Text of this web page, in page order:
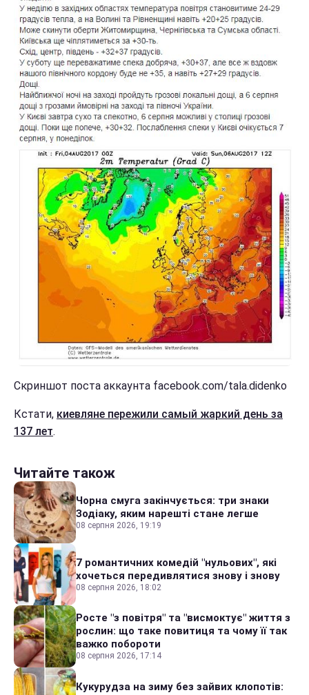
Скриншот поста аккаунта facebook.com/tala.didenko
Кстати, киевляне пережили самый жаркий день за
137 лет.
Читайте також
Чорна смуга закінчується: три знаки
Зодіаку, яким нарешті стане легше
08 серпня 2026, 19:19
7 романтичних комедій "нульових", які
хочеться передивлятися знову і знову
08 серпня 2026, 18:02
Росте "з повітря" та "висмоктує" життя з
рослин: що таке повитиця та чому її так
важко побороти
08 серпня 2026, 17:14
Кукурудза на зиму без зайвих клопотів: